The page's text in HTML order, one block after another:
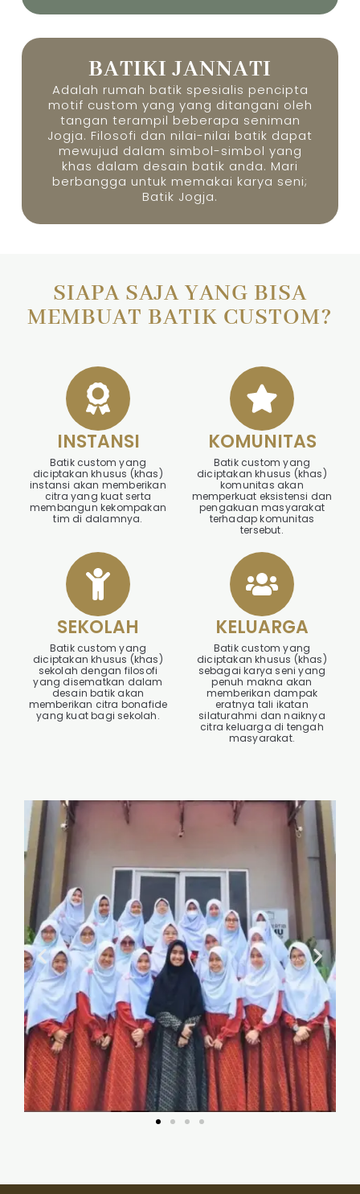
BATIKI JANNATI
Adalah rumah batik spesialis pencipta
motif custom yang yang ditangani oleh
tangan terampil beberapa seniman
Jogja. Filosofi dan nilai-nilai batik dapat
mewujud dalam simbol-simbol yang
khas dalam desain batik anda. Mari
berbangga untuk memakai karya seni;
Batik Jogja.
SIAPA SAJA YANG BISA
MEMBUAT BATIK CUSTOM?
INSTANSI
Batik custom yang
diciptakan khusus (khas)
instansi akan memberikan
citra yang kuat serta
membangun kekompakan
tim di dalamnya.
KOMUNITAS
Batik custom yang
diciptakan khusus (khas)
komunitas akan
memperkuat eksistensi dan
pengakuan masyarakat
terhadap komunitas
tersebut.
SEKOLAH
Batik custom yang
diciptakan khusus (khas)
sekolah dengan filosofi
yang disematkan dalam
desain batik akan
memberikan citra bonafide
yang kuat bagi sekolah.
KELUARGA
Batik custom yang
diciptakan khusus (khas)
sebagai karya seni yang
penuh makna akan
memberikan dampak
eratnya tali ikatan
silaturahmi dan naiknya
citra keluarga di tengah
masyarakat.